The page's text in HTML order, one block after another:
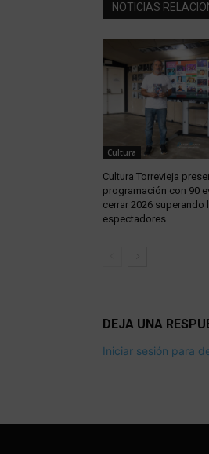
NOTICIAS
Cultura
Cultura Torrevieja
programación con 90
cerrar 2026 superando
espectadores
DEJA UNA
Iniciar sesión para